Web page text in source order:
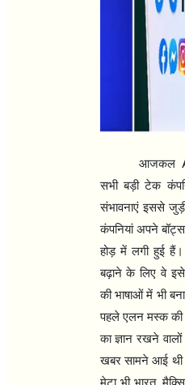
आजकल
सभी बड़ी टेक
संभावनाएं इससे
कंपनियां अपने
होड़ में लगी हुई हैं।
बढ़ाने के लिए वे
की भाषाओं में भी
पहले एलन मस्क की
का ज्ञान रखने
खबर सामने आई
मेटा भी भारत